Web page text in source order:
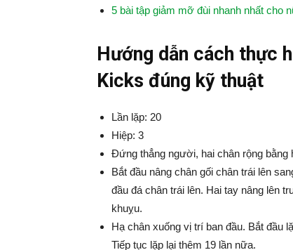
5 bài tập giảm mỡ đùi nhanh nhất cho
Hướng dẫn cách thực
Kicks đúng kỹ thuật
Lần lặp: 20
Hiệp: 3
Đứng thẳng người, hai chân rộng bằng
Bắt đầu nâng chân gối chân trái lên
đầu đá chân trái lên. Hai tay nâng lên
khuỵu.
Hạ chân xuống vị trí ban đầu. Bắt đầu
Tiếp tục lặp lại thêm 19 lần nữa.